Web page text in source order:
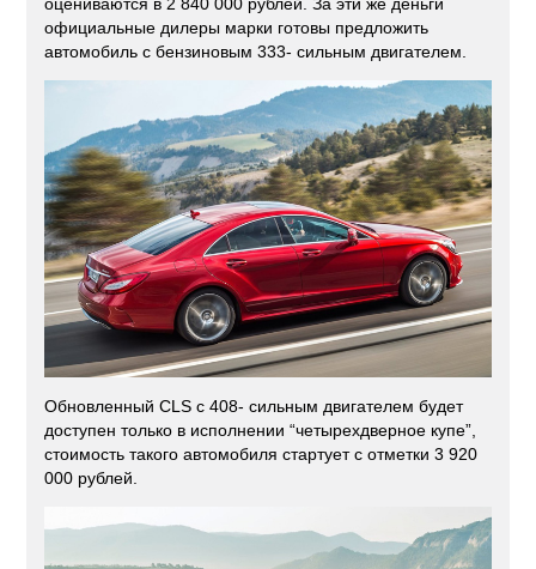
официальные дилеры марки готовы предложить
автомобиль с бензиновым 333- сильным двигателем.
Обновленный CLS с 408- сильным двигателем будет
доступен только в исполнении “четырехдверное купе”,
стоимость такого автомобиля стартует с отметки 3 920
000 рублей.